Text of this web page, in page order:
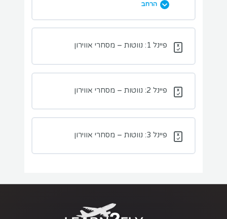
מבחן חישוב זמן פגישה (מדר”ט בלבד)
מבחן PNR
הרחב
מבחן זווית התכנסות
פיינל 1: נווטות – מסחרי אווירון
פיינל 2: נווטות – מסחרי אווירון
פיינל 3: נווטות – מסחרי אווירון